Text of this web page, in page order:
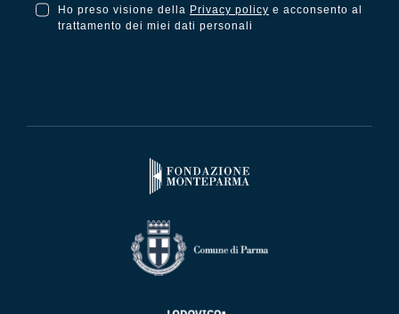
Ho preso visione della Privacy policy e acconsento al
trattamento dei miei dati personali